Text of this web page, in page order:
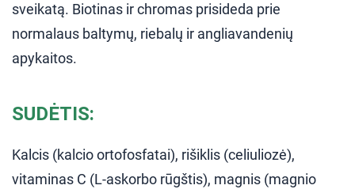
sveikatą. Biotinas ir chromas prisideda prie
normalaus baltymų, riebalų ir angliavandenių
apykaitos.
SUDĖTIS:
Kalcis (kalcio ortofosfatai), rišiklis (celiuliozė),
vitaminas C (L-askorbo rūgštis), magnis (magnio